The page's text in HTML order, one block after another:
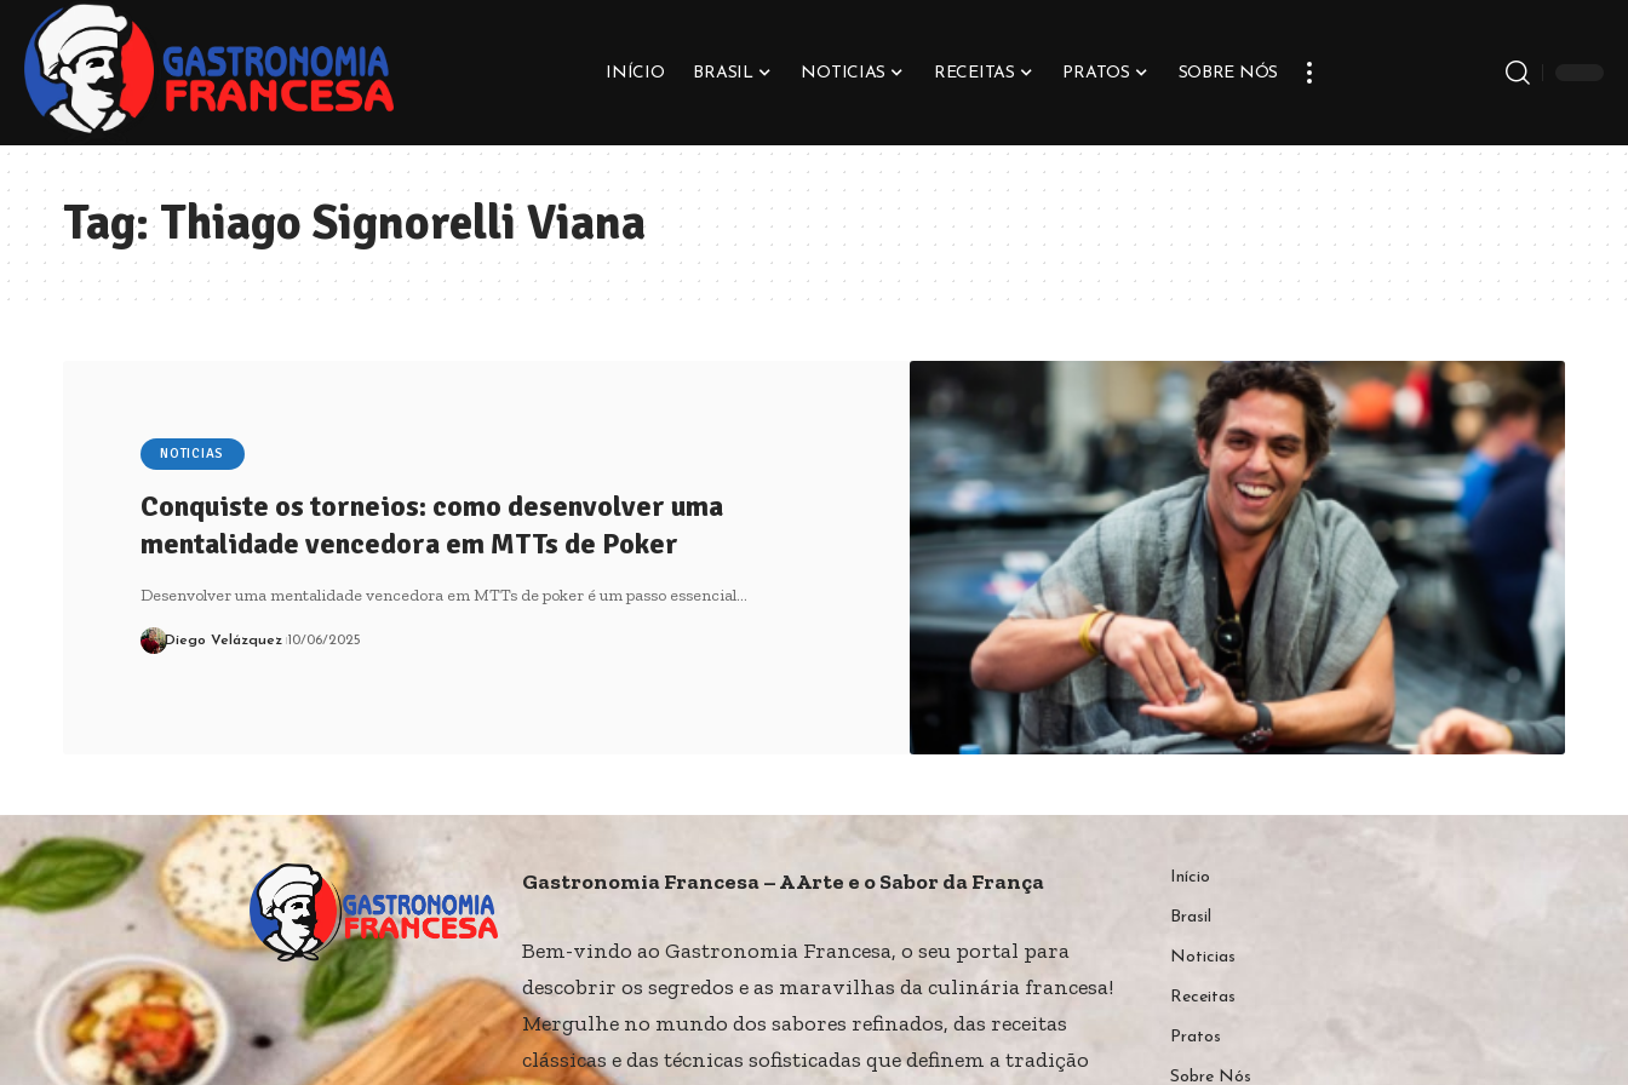
INÍCIO BRASIL NOTICIAS RECEITAS PRATOS SOBRE NÓS
Tag:Thiago Signorelli Viana
NOTICIAS
Conquiste os torneios: como desenvolver uma
mentalidade vencedora em MTTs de Poker
Desenvolver uma mentalidade vencedora em MTTs de poker é um passo essencial…
Diego Velázquez 10/06/2025
Gastronomia Francesa – A Arte e o Sabor da França
Bem-vindo ao Gastronomia Francesa, o seu portal para
descobrir os segredos e as maravilhas da culinária francesa!
Mergulhe no mundo dos sabores refinados, das receitas
clássicas e das técnicas sofisticadas que definem a tradição
Início
Brasil
Noticias
Receitas
Pratos
Sobre Nós